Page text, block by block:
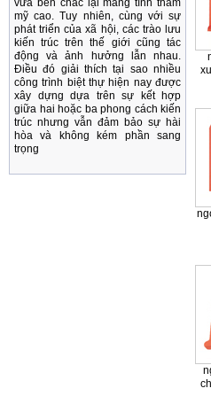
vừa bền chắc lại mang tính thẩm
mỹ cao. Tuy nhiên, cùng với sự
phát triển của xã hội, các trào lưu
kiến trúc trên thế giới cũng tác
động và ảnh hưởng lẫn nhau.
Điều đó giải thích tại sao nhiều
công trình biệt thự hiện nay được
xây dựng dựa trên sự kết hợp
giữa hai hoặc ba phong cách kiến
trúc nhưng vẫn đảm bảo sự hài
hòa và không kém phần sang
trọng